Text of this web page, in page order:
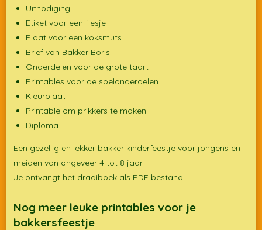
Uitnodiging
Etiket voor een flesje
Plaat voor een koksmuts
Brief van Bakker Boris
Onderdelen voor de grote taart
Printables voor de spelonderdelen
Kleurplaat
Printable om prikkers te maken
Diploma
Een gezellig en lekker bakker kinderfeestje voor jongens en
meiden van ongeveer 4 tot 8 jaar.
Je ontvangt het draaiboek als PDF bestand.
Nog meer leuke printables voor je
bakkersfeestje